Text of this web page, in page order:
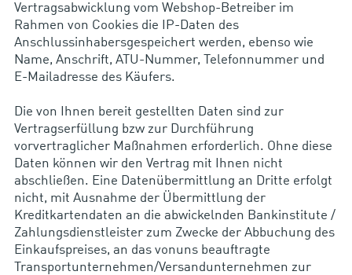
Vertragsabwicklung vom Webshop-Betreiber im
Rahmen von Cookies die IP-Daten des
Anschlussinhabersgespeichert werden, ebenso wie
Name, Anschrift, ATU-Nummer, Telefonnummer und
E-Mailadresse des Käufers.
Die von Ihnen bereit gestellten Daten sind zur
Vertragserfüllung bzw zur Durchführung
vorvertraglicher Maßnahmen erforderlich. Ohne diese
Daten können wir den Vertrag mit Ihnen nicht
abschließen. Eine Datenübermittlung an Dritte erfolgt
nicht, mit Ausnahme der Übermittlung der
Kreditkartendaten an die abwickelnden Bankinstitute /
Zahlungsdienstleister zum Zwecke der Abbuchung des
Einkaufspreises, an das vonuns beauftragte
Transportunternehmen/Versandunternehmen zur